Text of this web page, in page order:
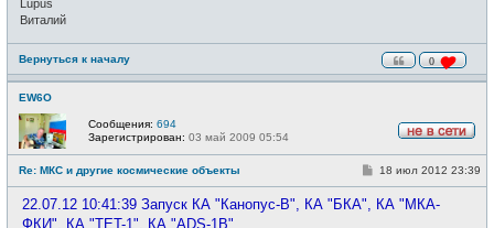
0
Lupus
Виталий
Вернуться к началу
EW6O
е
в
с
Сообщения: 694
Зарегистрирован: 03 май 2009 05:54
Re: МКС и другие космические объекты
С
б
18 июл 2012 23:39
22.07.12 10:41:39 Запуск КА "Канопус-В", КА "БКА", КА "МКА-
ФКИ", КА "TET-1", КА "ADS-1B"